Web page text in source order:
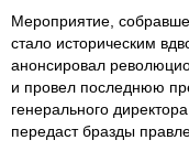
Мероприятие,
стало историческим
анонсировал
и провел последнюю
генерального
передаст бразды